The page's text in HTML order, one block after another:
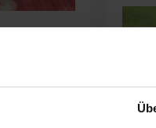
Der
in der